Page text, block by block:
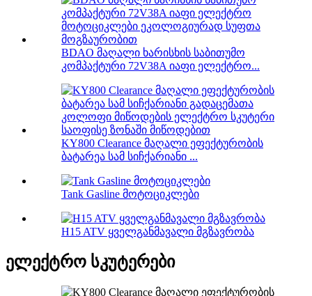
BDAO მაღალი ხარისხის საბითუმო
კომპაქტური 72V38A იაფი ელექტრო...
KY800 Clearance მაღალი ეფექტურობის
ბატარეა სამ სიჩქარიანი ...
Tank Gasline მოტოციკლები
H15 ATV ყველგანმავალი მგზავრობა
ელექტრო სკუტერები